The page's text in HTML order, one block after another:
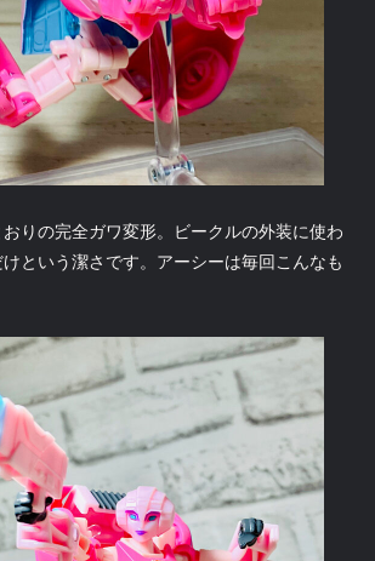
おりの完全ガワ変形。ビークルの外装に使わ
という潔さです。アーシーは毎回こんなも